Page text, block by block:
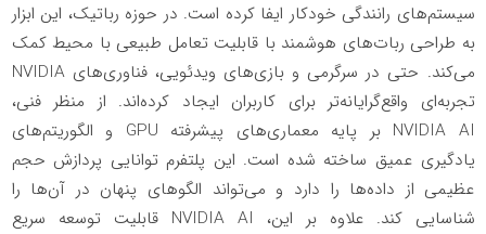
سیستم‌های رانندگی خودکار ایفا کرده است. در حوزه رباتیک، این ابزار
به طراحی ربات‌های هوشمند با قابلیت تعامل طبیعی با محیط کمک
می‌کند. حتی در سرگرمی و بازی‌های ویدئویی، فناوری‌های NVIDIA
تجربه‌ای واقع‌گرایانه‌تر برای کاربران ایجاد کرده‌اند. از منظر فنی،
NVIDIA AI بر پایه معماری‌های پیشرفته GPU و الگوریتم‌های
یادگیری عمیق ساخته شده است. این پلتفرم توانایی پردازش حجم
عظیمی از داده‌ها را دارد و می‌تواند الگوهای پنهان در آن‌ها را
شناسایی کند. علاوه بر این، NVIDIA AI قابلیت توسعه سریع